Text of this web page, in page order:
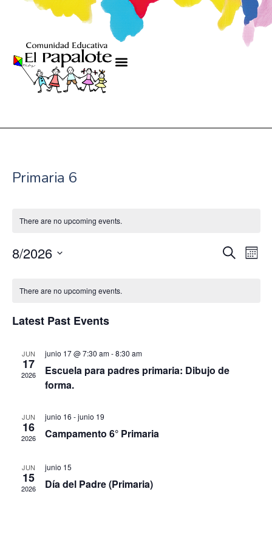
Primaria 6
There are no upcoming events.
SearchMonth
8/2026
Calendar
of
Events
There are no upcoming events.
Latest Past Events
JUN
17
2026
junio 17 @ 7:30 am-8:30 am
Escuela para padres primaria: Dibujo de
forma.
JUN
16
2026
junio 16 -junio 19
Campamento 6° Primaria
JUN
15
2026
junio 15
Día del Padre (Primaria)